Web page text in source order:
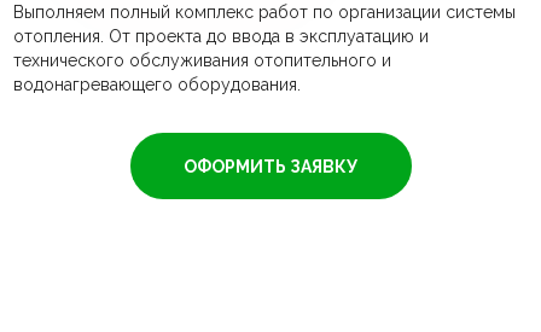
Выполняем полный комплекс работ по организации системы
отопления. От проекта до ввода в эксплуатацию и
технического обслуживания отопительного и
водонагревающего оборудования.
ОФОРМИТЬ ЗАЯВКУ